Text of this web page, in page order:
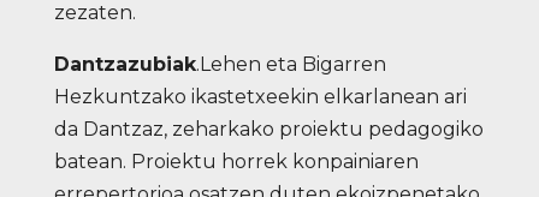
zezaten.
Dantzazubiak.Lehen eta Bigarren
Hezkuntzako ikastetxeekin elkarlanean ari
da Dantzaz, zeharkako proiektu pedagogiko
batean. Proiektu horrek konpainiaren